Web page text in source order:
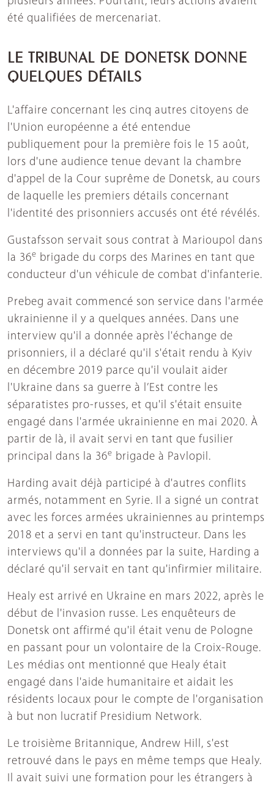
été qualifiées de mercenariat.
LE TRIBUNAL DE DONETSK DONNE
QUELQUES DÉTAILS
L'affaire concernant les cinq autres citoyens de
l'Union européenne a été entendue
publiquement pour la première fois le 15 août,
lors d'une audience tenue devant la chambre
d'appel de la Cour suprême de Donetsk, au cours
de laquelle les premiers détails concernant
l'identité des prisonniers accusés ont été révélés.
Gustafsson servait sous contrat à Marioupol dans
la 36e brigade du corps des Marines en tant que
conducteur d'un véhicule de combat d'infanterie.
Prebeg avait commencé son service dans l'armée
ukrainienne il y a quelques années. Dans une
interview qu'il a donnée après l'échange de
prisonniers, il a déclaré qu'il s'était rendu à Kyiv
en décembre 2019 parce qu'il voulait aider
l'Ukraine dans sa guerre à l’Est contre les
séparatistes pro-russes, et qu'il s'était ensuite
engagé dans l'armée ukrainienne en mai 2020. À
partir de là, il avait servi en tant que fusilier
principal dans la 36e brigade à Pavlopil.
Harding avait déjà participé à d'autres conflits
armés, notamment en Syrie. Il a signé un contrat
avec les forces armées ukrainiennes au printemps
2018 et a servi en tant qu'instructeur. Dans les
interviews qu'il a données par la suite, Harding a
déclaré qu'il servait en tant qu'infirmier militaire.
Healy est arrivé en Ukraine en mars 2022, après le
début de l'invasion russe. Les enquêteurs de
Donetsk ont affirmé qu'il était venu de Pologne
en passant pour un volontaire de la Croix-Rouge.
Les médias ont mentionné que Healy était
engagé dans l'aide humanitaire et aidait les
résidents locaux pour le compte de l'organisation
à but non lucratif Presidium Network.
Le troisième Britannique, Andrew Hill, s'est
retrouvé dans le pays en même temps que Healy.
Il avait suivi une formation pour les étrangers à